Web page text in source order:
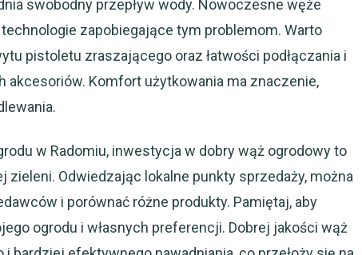
swobodny przepływ wody. Nowoczesne węże
zapobiegające tym problemom. Warto
pistoletu zraszającego oraz łatwości podłączania i
akcesoriów. Komfort użytkowania ma znaczenie,
w Radomiu, inwestycja w dobry wąż ogrodowy to
Odwiedzając lokalne punkty sprzedaży, można
i porównać różne produkty. Pamiętaj, aby
ogrodu i własnych preferencji. Dobrej jakości wąż